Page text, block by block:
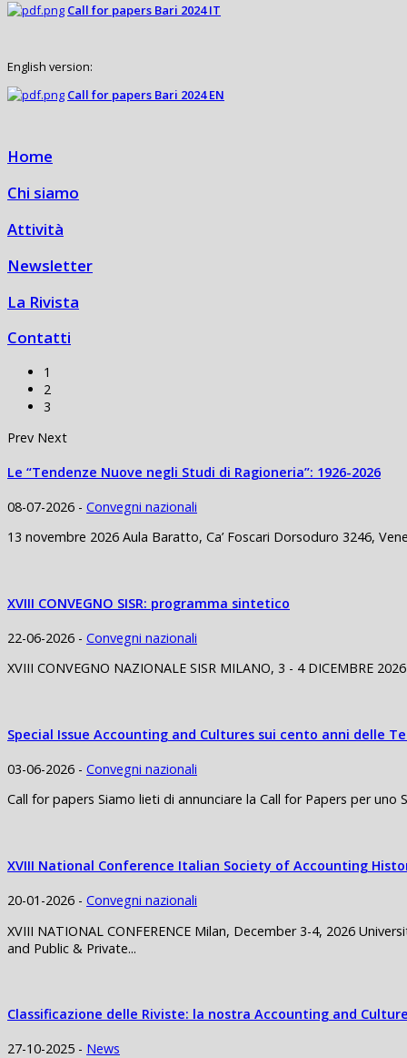
Call for papers Bari 2024 IT
English version:
Call for papers Bari 2024 EN
Home
Chi siamo
Attività
Newsletter
La Rivista
Contatti
1
2
3
Prev Next
Le “Tendenze Nuove negli Studi di Ragioneria”: 1926-2026
08-07-2026 - Convegni nazionali
13 novembre 2026 Aula Baratto, Ca’ Foscari Dorsoduro 3246,
XVIII CONVEGNO SISR: programma sintetico
22-06-2026 - Convegni nazionali
XVIII CONVEGNO NAZIONALE SISR MILANO, 3 - 4 DICEMBRE
Special Issue Accounting and Cultures sui cento anni delle
03-06-2026 - Convegni nazionali
Call for papers Siamo lieti di annunciare la Call for Papers per
XVIII National Conference Italian Society of Accounting
20-01-2026 - Convegni nazionali
XVIII NATIONAL CONFERENCE Milan, December 3-4, 2026
and Public & Private...
Classificazione delle Riviste: la nostra Accounting and
27-10-2025 - News